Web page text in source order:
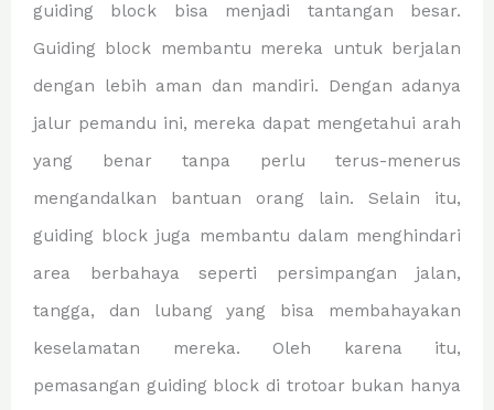
guiding block bisa menjadi tantangan besar.
Guiding block membantu mereka untuk berjalan
dengan lebih aman dan mandiri. Dengan adanya
jalur pemandu ini, mereka dapat mengetahui arah
yang benar tanpa perlu terus-menerus
mengandalkan bantuan orang lain. Selain itu,
guiding block juga membantu dalam menghindari
area berbahaya seperti persimpangan jalan,
tangga, dan lubang yang bisa membahayakan
keselamatan mereka. Oleh karena itu,
pemasangan guiding block di trotoar bukan hanya